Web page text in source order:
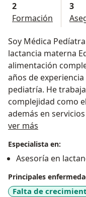
2
Formación
3
Soy Médica
lactancia materna
alimentación
años de
pediatría. He
complejidad como
además en
externa como la
muchas de las
aprendizaje de ser
salud y cuidado de
ver más
Especialista en:
Asesoría en
Principales
Falta de